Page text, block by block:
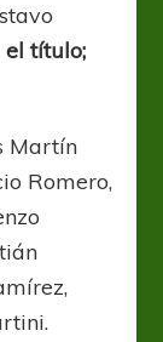
el título;
Martín
Romero,